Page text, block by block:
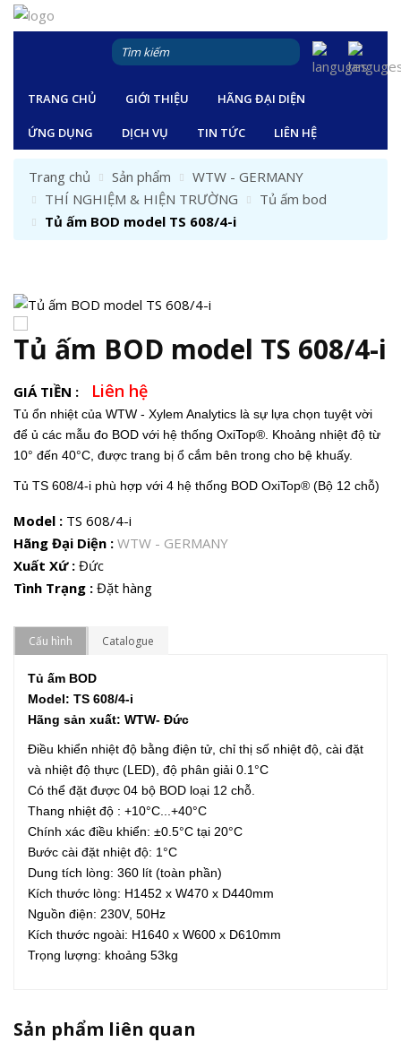
TRANG CHỦ GIỚI THIỆU HÃNG ĐẠI DIỆN
ỨNG DỤNG DỊCH VỤ TIN TỨC LIÊN HỆ
Trang chủ Sản phẩm
WTW - GERMANY
THÍ NGHIỆM & HIỆN TRƯỜNG
Tủ ấm bod
Tủ ấm BOD model TS 608/4-i
Tủ ấm BOD model TS 608/4-i
GIÁ TIỀN : Liên hệ
Tủ ổn nhiệt của WTW - Xylem Analytics là sự lựa chọn tuyệt vời
để ủ các mẫu đo BOD với hệ thống OxiTop®. Khoảng nhiệt độ từ
10° đến 40°C, được trang bị ổ cắm bên trong cho bệ khuấy.
Tủ TS 608/4-i phù hợp với 4 hệ thống BOD OxiTop® (Bộ 12 chỗ)
Model : TS 608/4-i
Hãng Đại Diện : WTW - GERMANY
Xuất Xứ : Đức
Tình Trạng : Đặt hàng
Cấu hình Catalogue
Tủ ấm BOD
Model: TS 608/4-i
Hãng sản xuất: WTW- Đức
Điều khiển nhiệt độ bằng điện tử, chỉ thị số nhiệt độ, cài đặt
và nhiệt độ thực (LED), độ phân giải 0.1°C
Có thể đặt được 04 bộ BOD loại 12 chỗ.
Thang nhiệt độ : +10°C...+40°C
Chính xác điều khiển: ±0.5°C tại 20°C
Bước cài đặt nhiệt độ: 1°C
Dung tích lòng: 360 lít (toàn phần)
Kích thước lòng: H1452 x W470 x D440mm
Nguồn điện: 230V, 50Hz
Kích thước ngoài: H1640 x W600 x D610mm
Trọng lượng: khoảng 53kg
Sản phẩm liên quan